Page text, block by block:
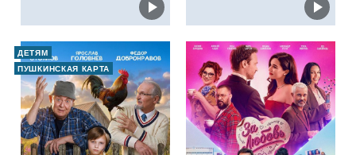
ДЕТЯМ
ПУШКИНСКАЯ КАРТА